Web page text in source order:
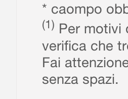
* caompo
(1) Per motivi
verifica che
Fai
senza spazi.